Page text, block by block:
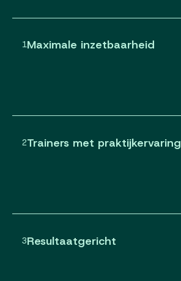
1Maximale inzetbaarheid
2Trainers met praktijkervaring
3Resultaatgericht